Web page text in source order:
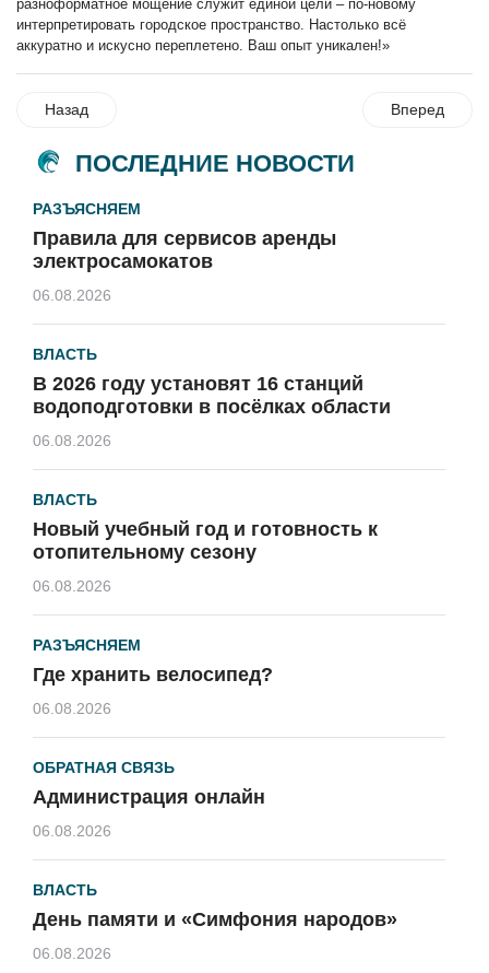
разноформатное мощение служит единой цели – по-новому
интерпретировать городское пространство. Настолько всё
аккуратно и искусно переплетено. Ваш опыт уникален!»
Назад Вперед
ПОСЛЕДНИЕ НОВОСТИ
РАЗЪЯСНЯЕМ
Правила для сервисов аренды
электросамокатов
06.08.2026
ВЛАСТЬ
В 2026 году установят 16 станций
водоподготовки в посёлках области
06.08.2026
ВЛАСТЬ
Новый учебный год и готовность к
отопительному сезону
06.08.2026
РАЗЪЯСНЯЕМ
Где хранить велосипед?
06.08.2026
ОБРАТНАЯ СВЯЗЬ
Администрация онлайн
06.08.2026
ВЛАСТЬ
День памяти и «Симфония народов»
06.08.2026